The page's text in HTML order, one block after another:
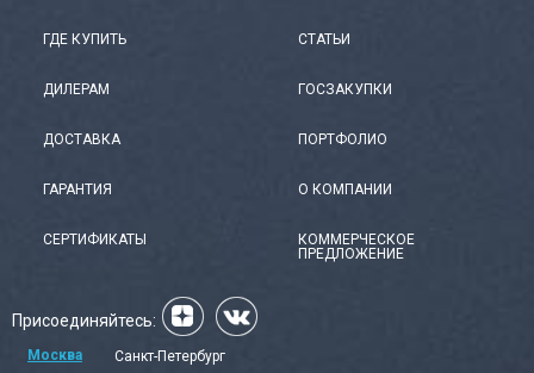
ГДЕ КУПИТЬ
ДИЛЕРАМ
ДОСТАВКА
ГАРАНТИЯ
СЕРТИФИКАТЫ
СТАТЬИ
ГОСЗАКУПКИ
ПОРТФОЛИО
О КОМПАНИИ
КОММЕРЧЕСКОЕ
ПРЕДЛОЖЕНИЕ
Присоединяйтесь:
Москва Санкт-Петербург